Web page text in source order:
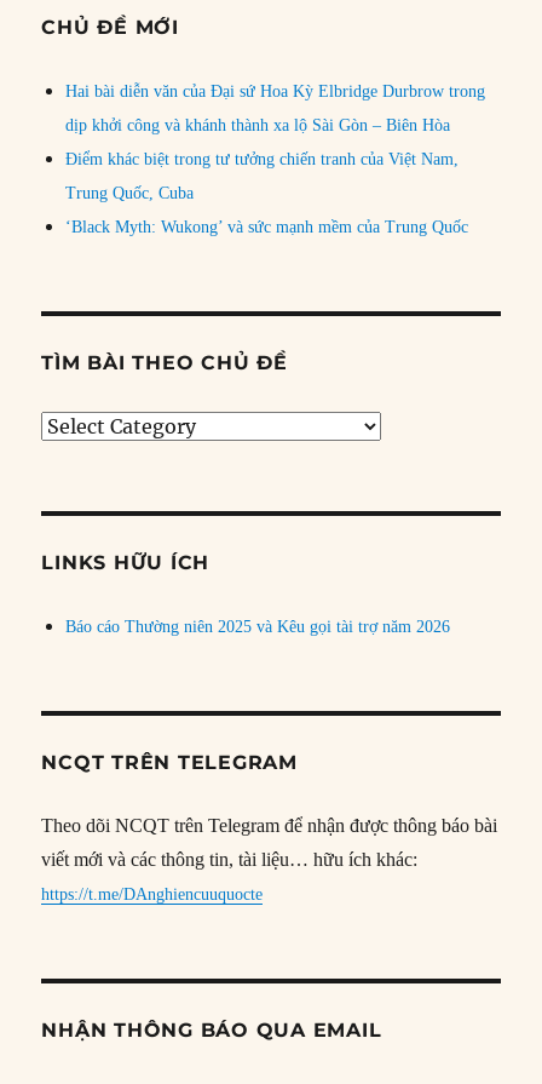
CHỦ ĐỀ MỚI
Hai bài diễn văn của Đại sứ Hoa Kỳ Elbridge Durbrow trong
dịp khởi công và khánh thành xa lộ Sài Gòn – Biên Hòa
Điểm khác biệt trong tư tưởng chiến tranh của Việt Nam,
Trung Quốc, Cuba
‘Black Myth: Wukong’ và sức mạnh mềm của Trung Quốc
TÌM BÀI THEO CHỦ ĐỀ
Tìm
đề
LINKS HỮU ÍCH
Báo cáo Thường niên 2025 và Kêu gọi tài trợ năm 2026
NCQT TRÊN TELEGRAM
Theo dõi NCQT trên Telegram để nhận được thông báo bài
viết mới và các thông tin, tài liệu… hữu ích khác:
https://t.me/DAnghiencuuquocte
NHẬN THÔNG BÁO QUA EMAIL